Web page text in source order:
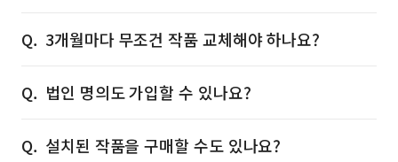
3개월마다 무조건 작품 교체해야 하나요?
법인 명의도 가입할 수 있나요?
설치된 작품을 구매할 수도 있나요?